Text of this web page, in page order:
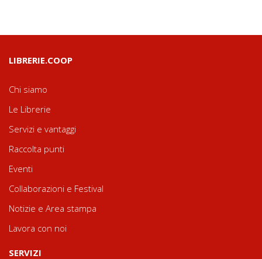
LIBRERIE.COOP
Chi siamo
Le Librerie
Servizi e vantaggi
Raccolta punti
Eventi
Collaborazioni e Festival
Notizie e Area stampa
Lavora con noi
SERVIZI